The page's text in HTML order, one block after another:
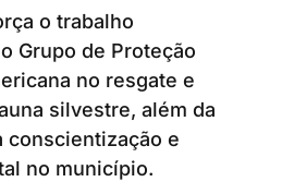
o trabalho
Grupo de Proteção
no resgate e
silvestre, além da
conscientização e
no município.